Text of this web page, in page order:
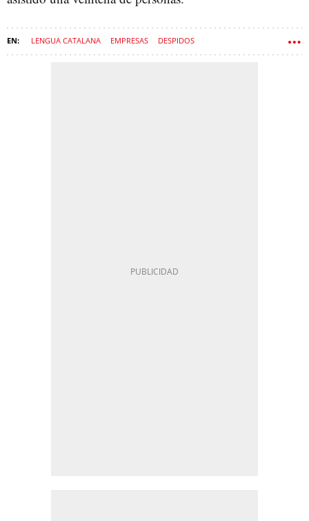
LENGUA CATALANA EMPRESAS DESPIDOS